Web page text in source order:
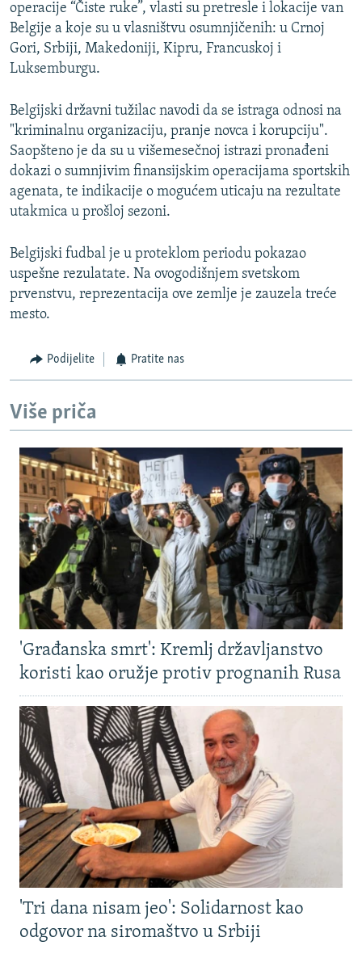
operacije “Čiste ruke”, vlasti su pretresle i lokacije van
Belgije a koje su u vlasništvu osumnjičenih: u Crnoj
Gori, Srbiji, Makedoniji, Kipru, Francuskoj i
Luksemburgu.
Belgijski državni tužilac navodi da se istraga odnosi na
"kriminalnu organizaciju, pranje novca i korupciju".
Saopšteno je da su u višemesečnoj istrazi pronađeni
dokazi o sumnjivim finansijskim operacijama sportskih
agenata, te indikacije o mogućem uticaju na rezultate
utakmica u prošloj sezoni.
Belgijski fudbal je u proteklom periodu pokazao
uspešne rezulatate. Na ovogodišnjem svetskom
prvenstvu, reprezentacija ove zemlje je zauzela treće
mesto.
Podijelite Pratite nas
Više priča
'Građanska smrt': Kremlj državljanstvo
koristi kao oružje protiv prognanih Rusa
'Tri dana nisam jeo': Solidarnost kao
odgovor na siromaštvo u Srbiji